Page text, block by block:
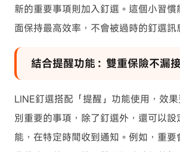
新的重要事項則加入釘選。這個小習慣
面保持最高效率，不會被過時的釘選訊
結合提醒功能：雙重保險不漏接
LINE釘選搭配「提醒」功能使用，效
別重要的事項，除了釘選外，還可以設
能，在特定時間收到通知。例如，重